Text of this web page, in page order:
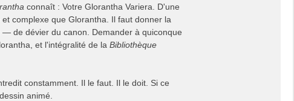
connaît : Votre Glorantha Variera. D'une
complexe que Glorantha. Il faut donner la
de dévier du canon. Demander à quiconque
et l'intégralité de la Bibliothèque
constamment. Il le faut. Il le doit. Si ce
animé.